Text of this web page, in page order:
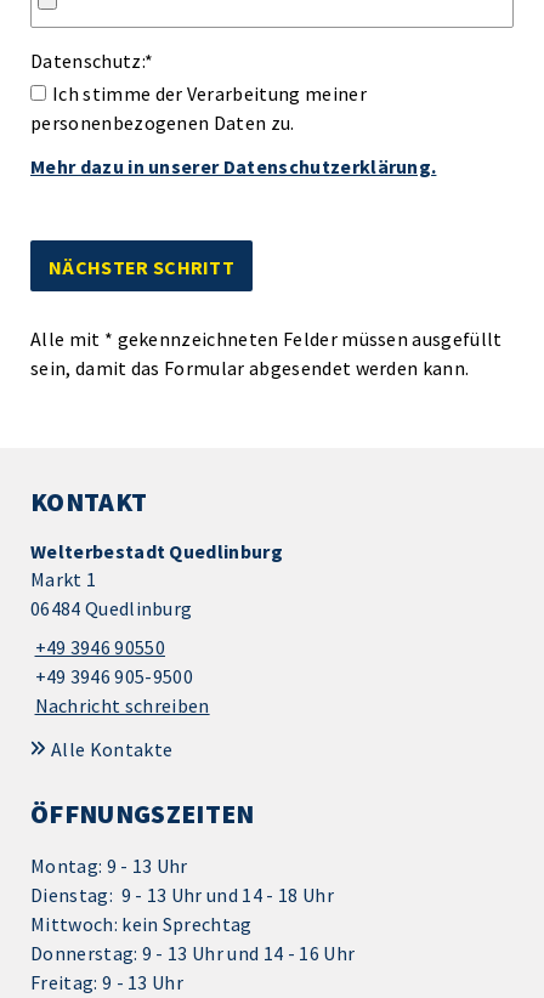
Datenschutz:*
Ich stimme der Verarbeitung meiner
personenbezogenen Daten zu.
Mehr dazu in unserer Datenschutzerklärung.
Alle mit * gekennzeichneten Felder müssen ausgefüllt
sein, damit das Formular abgesendet werden kann.
KONTAKT
Welterbestadt Quedlinburg
Markt 1
06484 Quedlinburg
+49 3946 90550
+49 3946 905-9500
Nachricht schreiben
Alle Kontakte
ÖFFNUNGSZEITEN
Montag: 9 - 13 Uhr
Dienstag: 9 - 13 Uhr und 14 - 18 Uhr
Mittwoch: kein Sprechtag
Donnerstag: 9 - 13 Uhr und 14 - 16 Uhr
Freitag: 9 - 13 Uhr